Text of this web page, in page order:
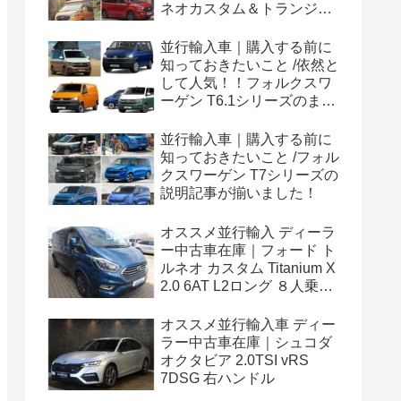
ネオカスタム＆トランジッ
め！
並行輸入車｜購入する前に
知っておきたいこと /依然と
して人気！！フォルクスワ
ーゲン T6.1シリーズのまと
並行輸入車｜購入する前に
知っておきたいこと /フォル
クスワーゲン T7シリーズの
説明記事が揃いました！
オススメ並行輸入 ディーラ
ー中古車在庫｜フォード ト
ルネオ カスタム Titanium X
2.0 6AT L2ロング ８人乗り
オススメ並行輸入車 ディー
ラー中古車在庫｜シュコダ
オクタビア 2.0TSI vRS
7DSG 右ハンドル